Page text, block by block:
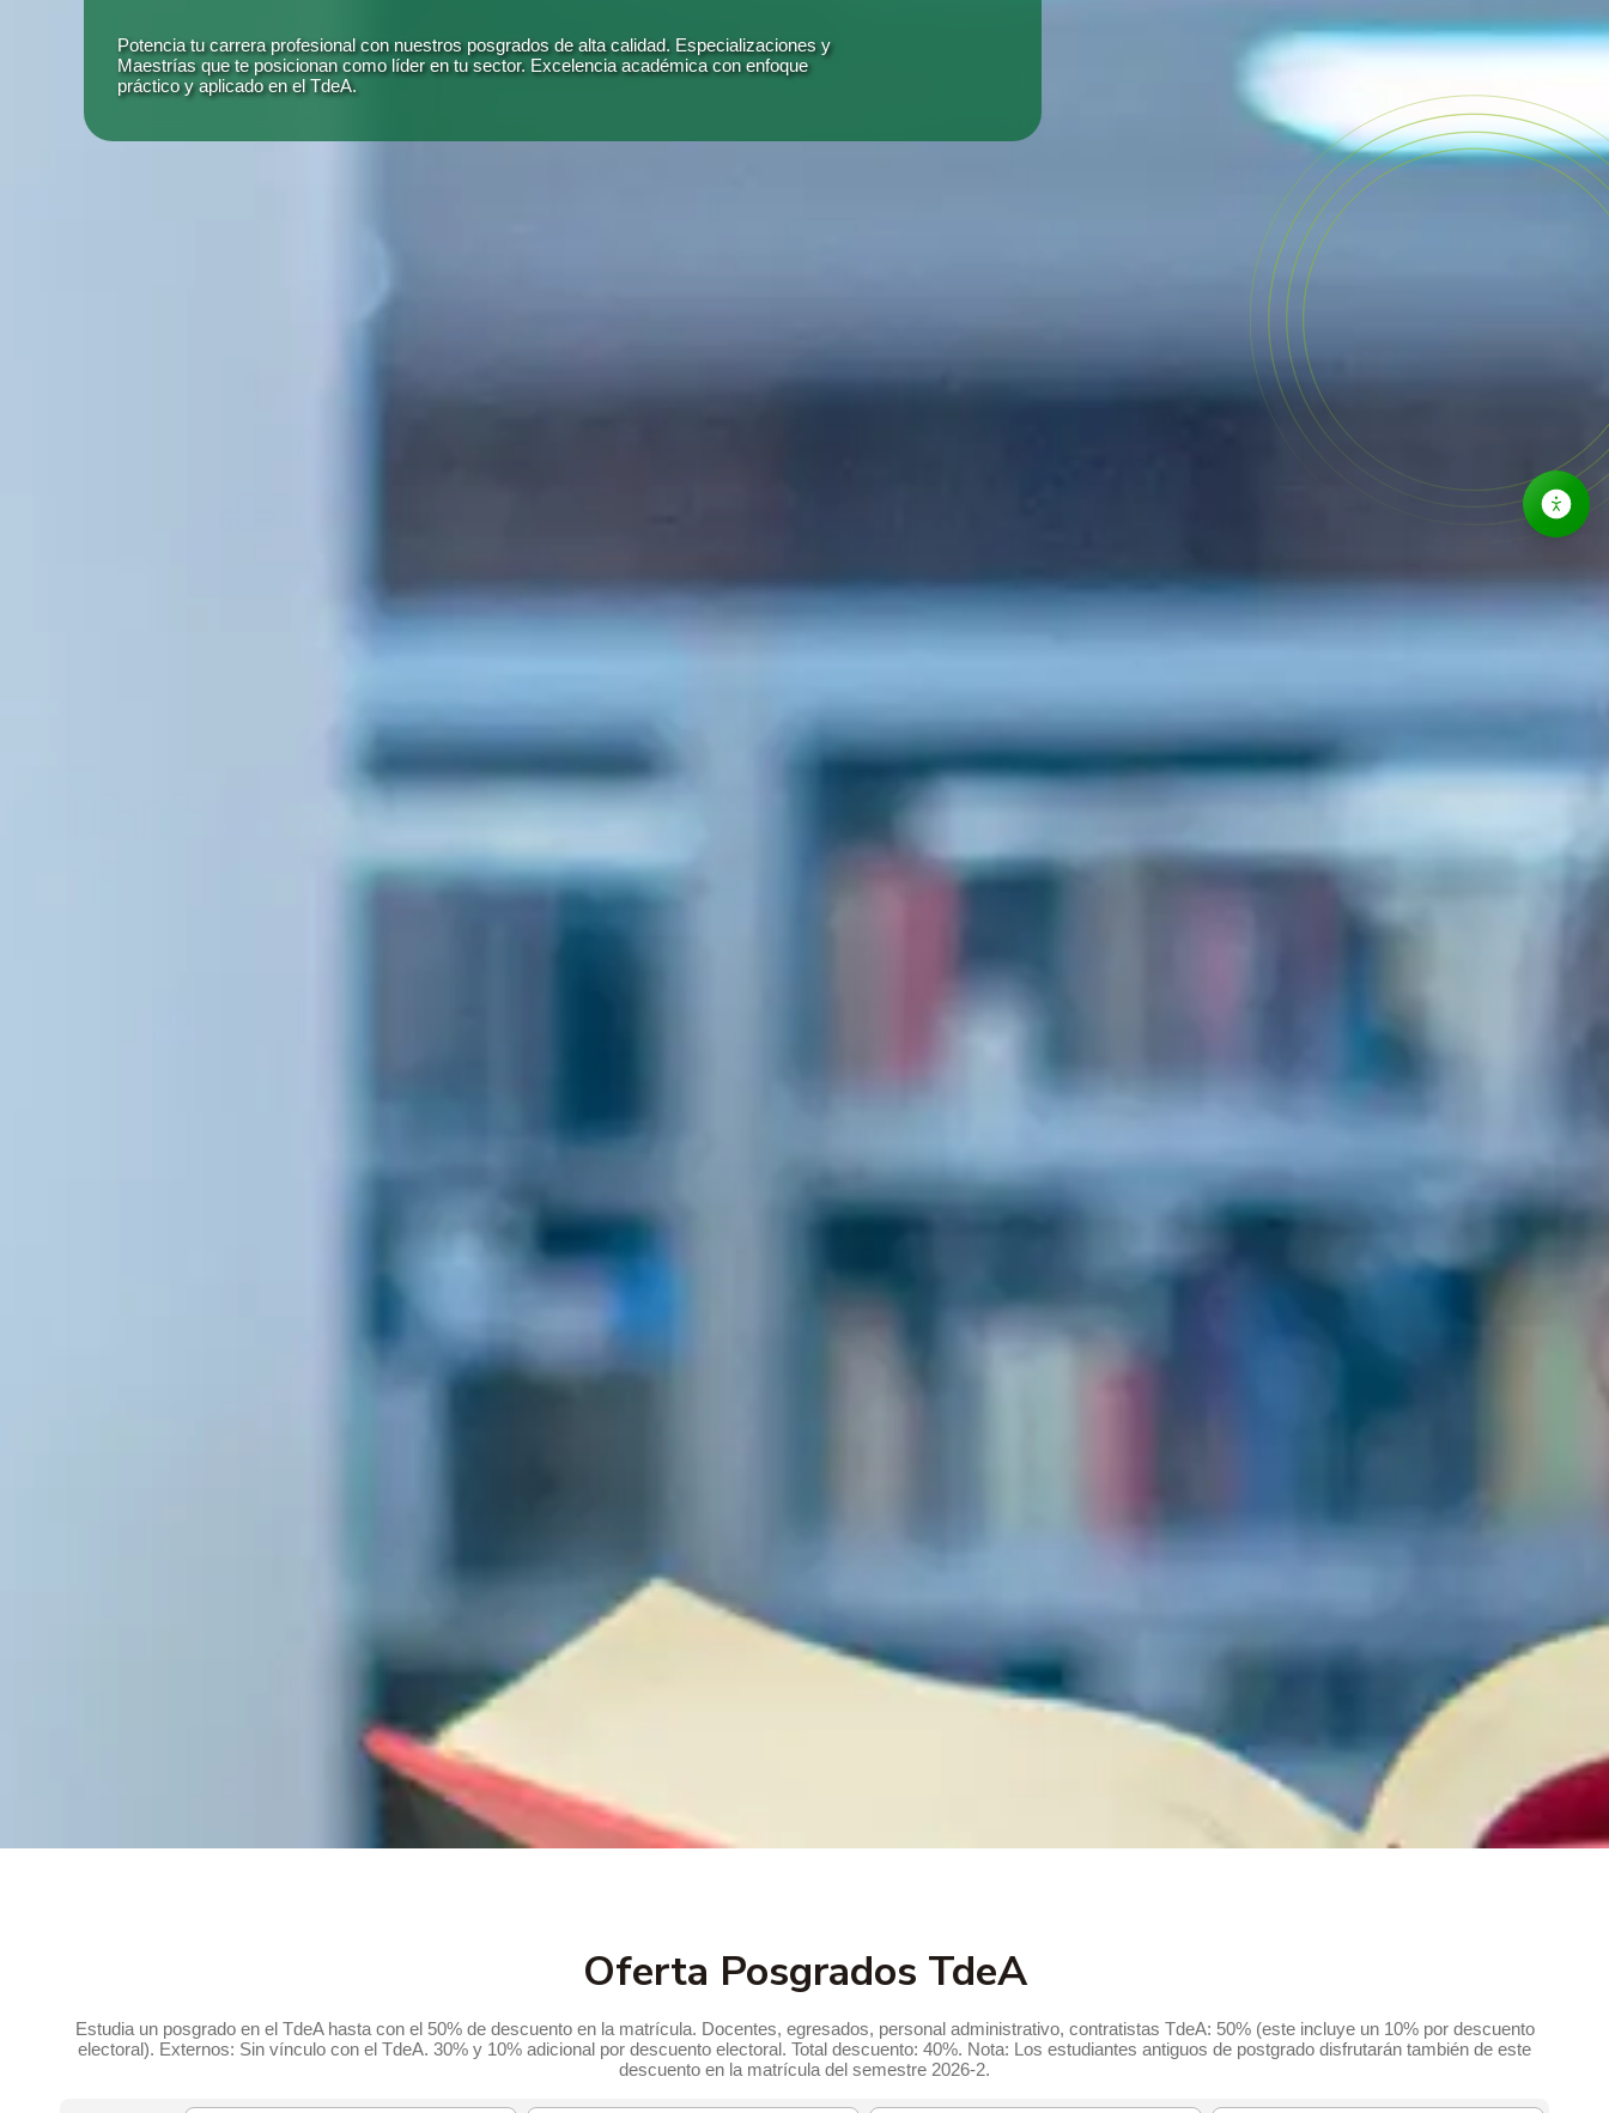
Potencia tu carrera profesional con nuestros posgrados de alta calidad. Especializaciones y
Maestrías que te posicionan como líder en tu sector. Excelencia académica con enfoque
práctico y aplicado en el TdeA.
Oferta Posgrados TdeA
Estudia un posgrado en el TdeA hasta con el 50% de descuento en la matrícula. Docentes, egresados, personal administrativo, contratistas TdeA: 50% (este incluye un 10% por descuento
electoral). Externos: Sin vínculo con el TdeA. 30% y 10% adicional por descuento electoral. Total descuento: 40%. Nota: Los estudiantes antiguos de postgrado disfrutarán también de este
descuento en la matrícula del semestre 2026-2.